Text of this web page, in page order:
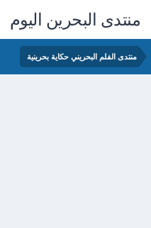
منتدى البحرين اليوم
منتدى الفلم البحريني حكاية بحرينية